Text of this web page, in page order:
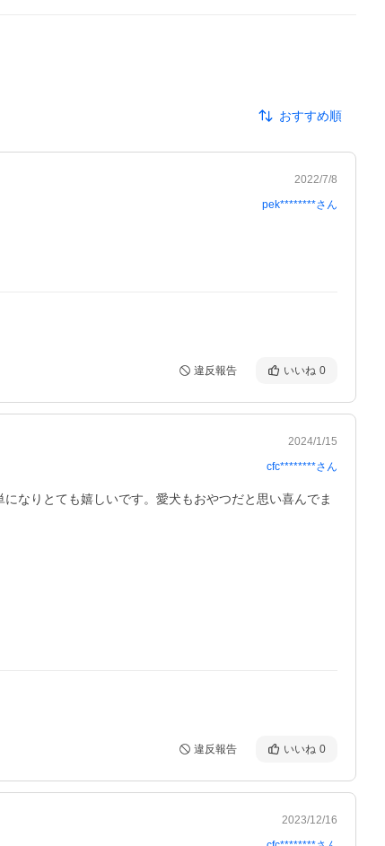
おすすめ順
2022/7/8
pek********さん
違反報告 いいね 0
2024/1/15
cfc********さん
なりとても嬉しいです。愛犬もおやつだと思い喜んでま
違反報告 いいね 0
2023/12/16